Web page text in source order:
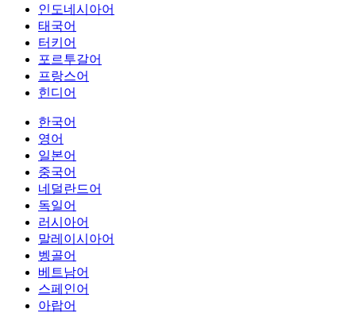
인도네시아어
태국어
터키어
포르투갈어
프랑스어
힌디어
한국어
영어
일본어
중국어
네덜란드어
독일어
러시아어
말레이시아어
벵골어
베트남어
스페인어
아랍어